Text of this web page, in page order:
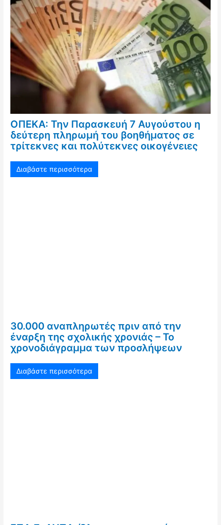
ΟΠΕΚΑ: Την Παρασκευή 7 Αυγούστου η
δεύτερη πληρωμή του βοηθήματος σε
τρίτεκνες και πολύτεκνες οικογένειες
Διαβάστε περισσότερα
30.000 αναπληρωτές πριν από την
έναρξη της σχολικής χρονιάς – Το
χρονοδιάγραμμα των προσλήψεων
Διαβάστε περισσότερα